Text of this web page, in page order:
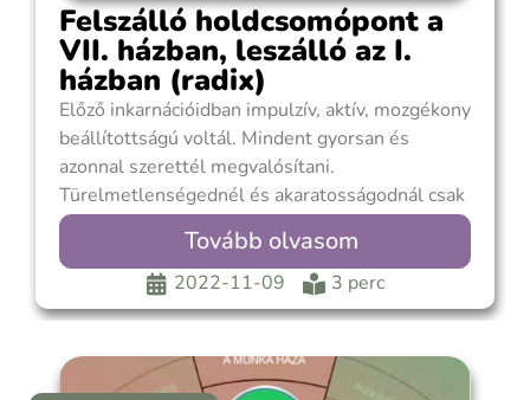
Felszálló holdcsomópont a
VII. házban, leszálló az I.
házban (radix)
Előző inkarnációidban impulzív, aktív, mozgékony
beállítottságú voltál. Mindent gyorsan és
azonnal szerettél megvalósítani.
Türelmetlenségednél és akaratosságodnál csak
az önfejűség lehetett nagyobb. Kirobbanó
energikussággal törtél céljaid felé közben észre
sem vetted, hogy másokon átgázolsz, érzéseiket
vagy érdekeiket figyelmen kívül hagyva. Csak a
fontos.
Tovább olvasom
2022-11-09 3 perc